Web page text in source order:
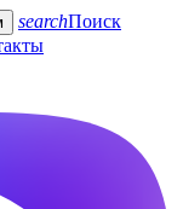
searchПоиск